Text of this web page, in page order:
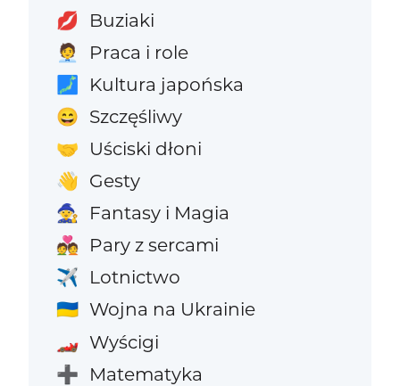
💋 Buziaki
🧑‍💼 Praca i role
🗾 Kultura japońska
😄 Szczęśliwy
🤝 Uściski dłoni
👋 Gesty
🧙 Fantasy i Magia
💑 Pary z sercami
✈️ Lotnictwo
🇺🇦 Wojna na Ukrainie
🏎️ Wyścigi
➕ Matematyka